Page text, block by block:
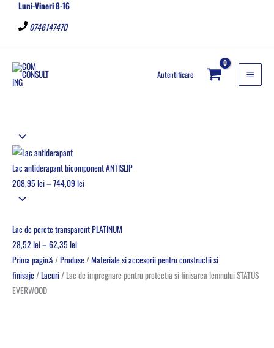
Luni-Vineri 8-16
0746147470
Autentificare
C
a
a
o
t
e
g
o
e
Lac antiderapant bicomponent ANTISLIP
208,95 lei– 744,09 lei
Lac de perete transparent PLATINUM
28,52 lei– 62,35 lei
Prima pagină/Produse/Materiale si accesorii pentru constructii si
finisaje/Lacuri/ Lac de impregnare pentru protectia si finisarea lemnului STATUS
EVERWOOD
Cantitate
pentru
protectia
STATUS
EVERWOOD